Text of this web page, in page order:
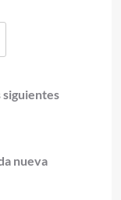
nueva